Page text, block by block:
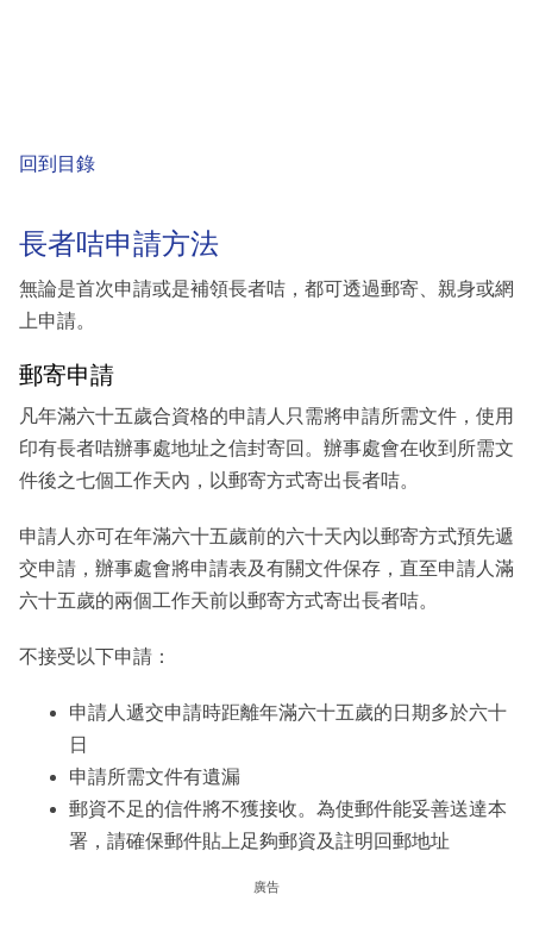
回到目錄
長者咭申請方法
無論是首次申請或是補領長者咭，都可透過郵寄、親身或網
上申請。
郵寄申請
凡年滿六十五歲合資格的申請人只需將申請所需文件，使用
印有長者咭辦事處地址之信封寄回。辦事處會在收到所需文
件後之七個工作天內，以郵寄方式寄出長者咭。
申請人亦可在年滿六十五歲前的六十天內以郵寄方式預先遞
交申請，辦事處會將申請表及有關文件保存，直至申請人滿
六十五歲的兩個工作天前以郵寄方式寄出長者咭。
不接受以下申請：
申請人遞交申請時距離年滿六十五歲的日期多於六十
日
申請所需文件有遺漏
郵資不足的信件將不獲接收。為使郵件能妥善送達本
署，請確保郵件貼上足夠郵資及註明回郵地址
廣告